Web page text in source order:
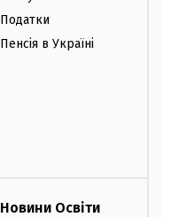
Податки
Пенсія в Україні
Новини Освіти